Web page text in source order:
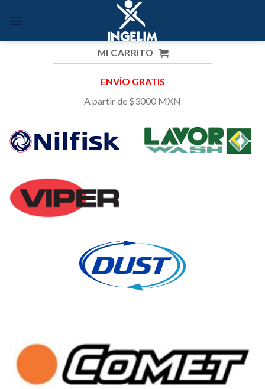
MI CARRITO
ENVÍO GRATIS
A partir de $3000 MXN